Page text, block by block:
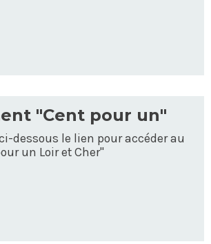
"Cent pour un"
dessous le lien pour accéder au
un Loir et Cher"